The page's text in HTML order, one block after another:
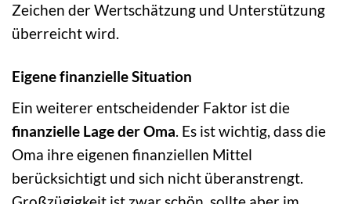
Zeichen der Wertschätzung und Unterstützung
überreicht wird.
Eigene finanzielle Situation
Ein weiterer entscheidender Faktor ist die
finanzielle Lage der Oma. Es ist wichtig, dass die
Oma ihre eigenen finanziellen Mittel
berücksichtigt und sich nicht überanstrengt.